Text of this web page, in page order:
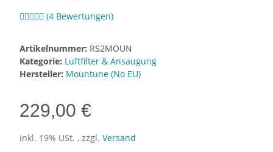
(4 Bewertungen)
Artikelnummer: RS2MOUN
Kategorie: Luftfilter & Ansaugung
Hersteller: Mountune (No EU)
229,00 €
inkl. 19% USt. , zzgl. Versand